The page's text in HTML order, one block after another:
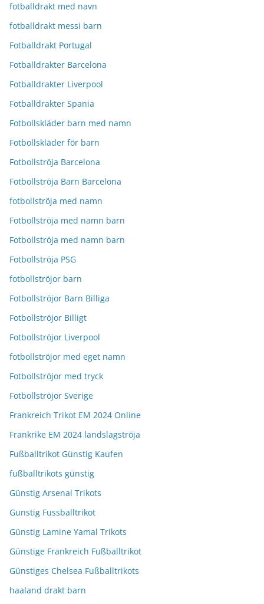
fotballdrakt med navn
fotballdrakt messi barn
Fotballdrakt Portugal
Fotballdrakter Barcelona
Fotballdrakter Liverpool
Fotballdrakter Spania
Fotbollskläder barn med namn
Fotbollskläder för barn
Fotbollströja Barcelona
Fotbollströja Barn Barcelona
fotbollströja med namn
Fotbollströja med namn barn
Fotbollströja med namn barn
Fotbollströja PSG
fotbollströjor barn
Fotbollströjor Barn Billiga
Fotbollströjor Billigt
Fotbollströjor Liverpool
fotbollströjor med eget namn
Fotbollströjor med tryck
Fotbollströjor Sverige
Frankreich Trikot EM 2024 Online
Frankrike EM 2024 landslagströja
Fußballtrikot Günstig Kaufen
fußballtrikots günstig
Günstig Arsenal Trikots
Gunstig Fussballtrikot
Günstig Lamine Yamal Trikots
Günstige Frankreich Fußballtrikot
Günstiges Chelsea Fußballtrikots
haaland drakt barn